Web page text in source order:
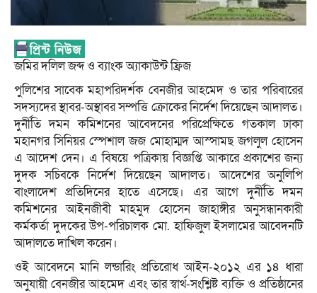
জমির দলিল জব্দ ও ব্যাংক অ্যাকাউন্ট ফ্রিজ
পুলিশের সাবেক মহাপরিদর্শক বেনজীর আহমেদ ও তার পরিবারের
সদস্যদের স্থাবর-অস্থাবর সম্পত্তি ক্রোকের নির্দেশ দিয়েছেন আদালত।
দুর্নীতি দমন কমিশনের আবেদনের পরিপ্রেক্ষিতে গতকাল ঢাকা
মহানগর সিনিয়র স্পেশাল জজ মোহাম্মদ আস্সামছ জগলুল হোসেন
এ আদেশ দেন। এ বিষয়ে পত্রিকায় বিজ্ঞপ্তি আকারে প্রকাশের জন্য
দুদক সচিবকে নির্দেশ দিয়েছেন আদালত। আদেশের অনুলিপি
বাংলাদেশ প্রতিদিনের হাতে এসেছে। এর আগে দুর্নীতি দমন
কমিশনের আইনজীবী মাহমুদ হোসেন জাহাঙ্গীর অনুসন্ধানকারী
কর্মকর্তা দুদকের উপ-পরিচালক মো. হাফিজুল ইসলামের আবেদনটি
আদালতে দাখিল করেন।
ওই আবেদনে মানি লন্ডারিং প্রতিরোধ আইন-২০১২ এর ১৪ ধারা
অনুযায়ী বেনজীর আহমেদ এবং তার স্বার্থ-সংশ্লিষ্ট ব্যক্তি ও প্রতিষ্ঠানের